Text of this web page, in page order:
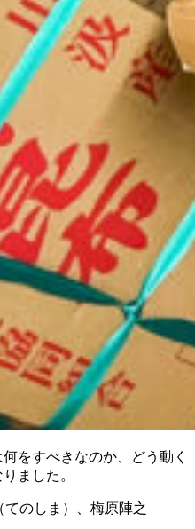
をすべきなのか、どう動く
ました。
のしま）、梅原陣之